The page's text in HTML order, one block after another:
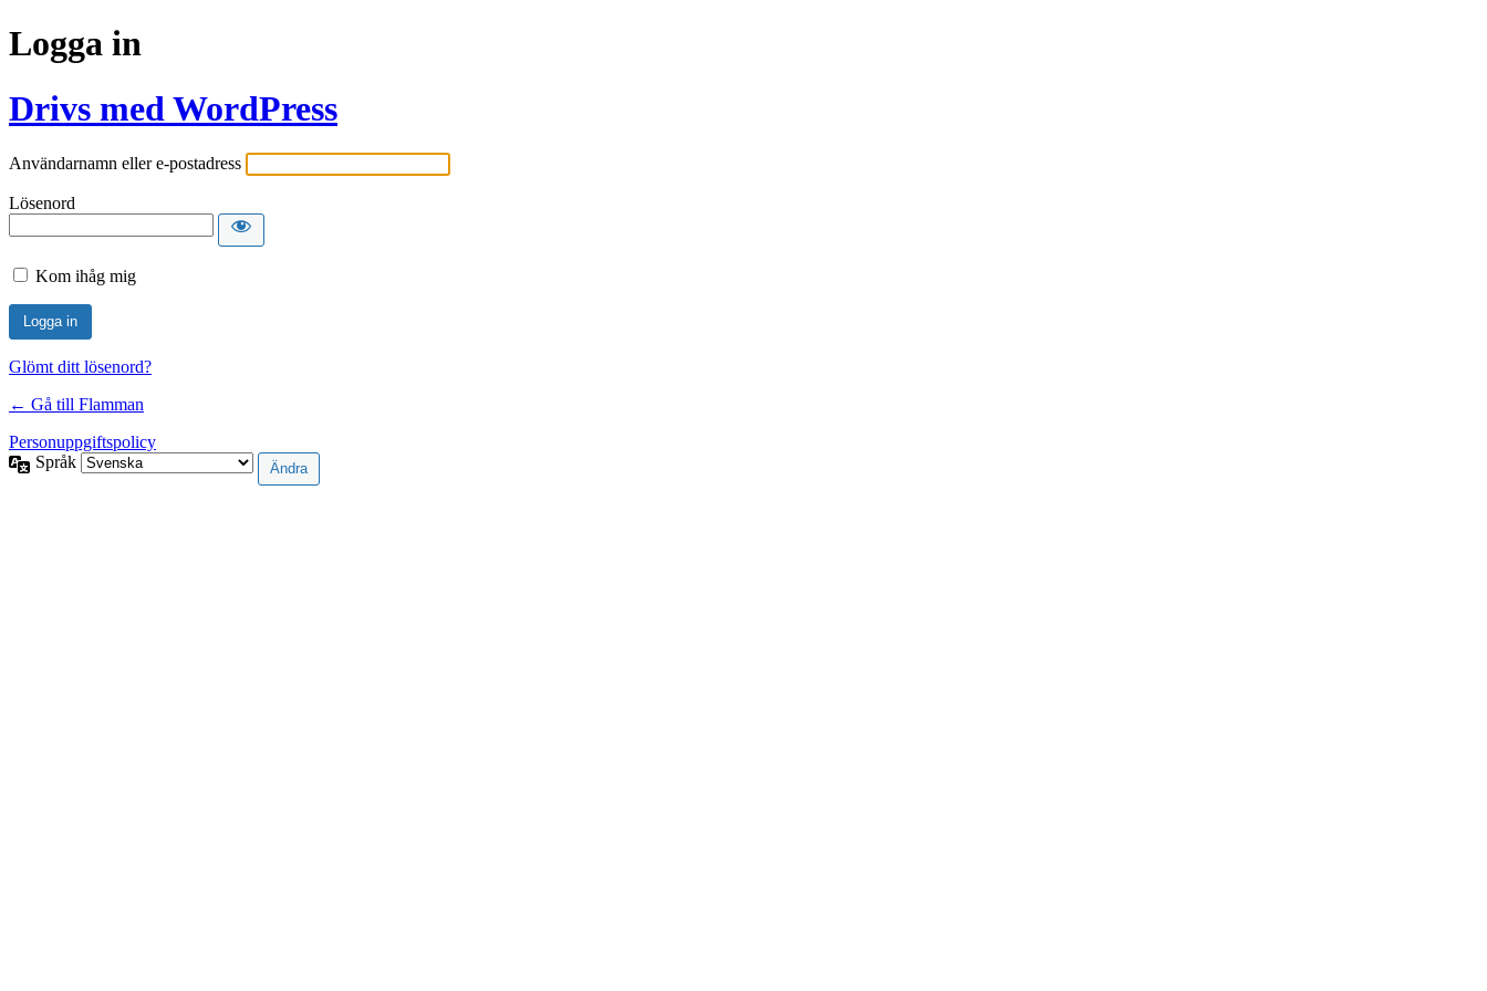
Logga in
Drivs med WordPress
Användarnamn eller e-postadress
Lösenord
Kom ihåg mig
Glömt ditt lösenord?
← Gå till Flamman
Personuppgiftspolicy
Språk